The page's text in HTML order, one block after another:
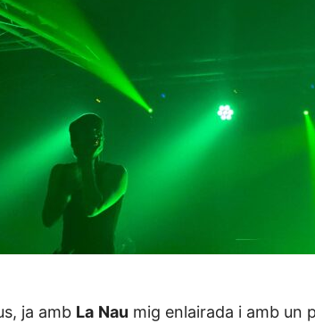
ja amb La Nau mig enlairada i amb un